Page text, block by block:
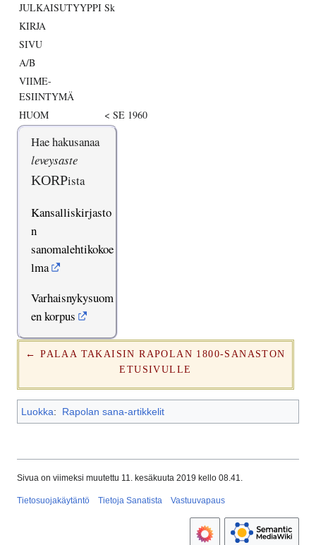
JULKAISUTYYPPI Sk
KIRJA
SIVU
A/B
VIIME-
ESIINTYMÄ
HUOM
< SE 1960
Hae hakusanaa
leveysaste
KORPista
Kansalliskirjasto
n
sanomalehtikokoe
lma
Varhaisnykysuom
en korpus
← PALAA TAKAISIN RAPOLAN 1800-SANASTON
ETUSIVULLE
Luokka: Rapolan sana-artikkelit
Sivua on viimeksi muutettu 11. kesäkuuta 2019 kello 08.41.
Tietosuojakäytäntö Tietoja Sanatista Vastuuvapaus